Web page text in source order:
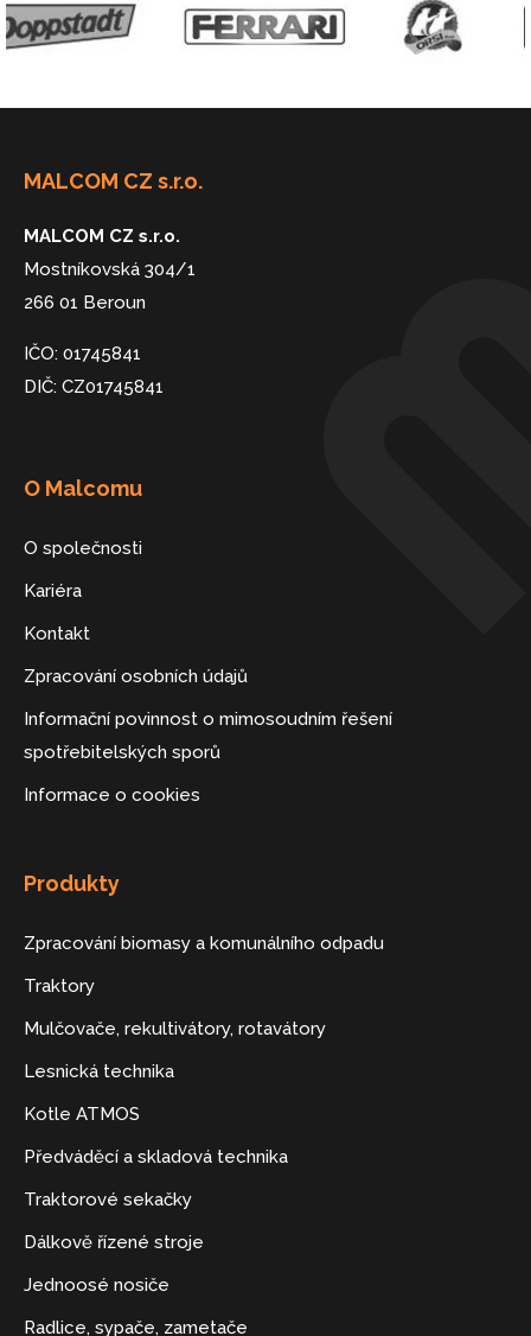
MALCOM CZ s.r.o.
MALCOM CZ s.r.o.
Mostníkovská 304/1
266 01 Beroun
IČO: 01745841
DIČ: CZ01745841
O Malcomu
O společnosti
Kariéra
Kontakt
Zpracování osobních údajů
Informační povinnost o mimosoudním řešení
spotřebitelských sporů
Informace o cookies
Produkty
Zpracování biomasy a komunálního odpadu
Traktory
Mulčovače, rekultivátory, rotavátory
Lesnická technika
Kotle ATMOS
Předváděcí a skladová technika
Traktorové sekačky
Dálkově řízené stroje
Jednoosé nosiče
Radlice, sypače, zametače